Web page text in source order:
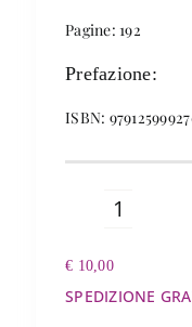
Pagine: 192
Prefazione:
ISBN:
Homo
€ 10,00
SPEDIZIONE